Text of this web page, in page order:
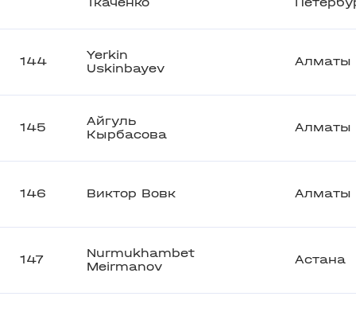
Ткаченко
144
Yerkin
Uskinbayev
Алматы
145
Айгуль
Кырбасова
Алматы
146 Виктор Вовк Алматы
147
Nurmukhambet
Meirmanov
Астана